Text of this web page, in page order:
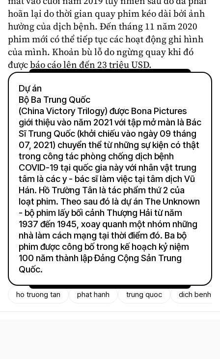
hoãn lại do thời gian quay phim kéo dài bởi ảnh
hưởng của dịch bệnh. Đến tháng 11 năm 2020
phim mới có thể tiếp tục các hoạt động ghi hình
của mình. Khoản bù lỗ do ngừng quay khi đó
được báo cáo lên đến 23 triệu USD.
Dự án
Bộ Ba Trung Quốc
(China Victory Trilogy) được Bona Pictures
giới thiệu vào năm 2021 với tập mở màn là Bác
Sĩ Trung Quốc (khởi chiếu vào ngày 09 tháng
07, 2021) chuyển thể từ những sự kiện có thật
trong công tác phòng chống dịch bệnh
COVID-19 tại quốc gia này với nhân vật trung
tâm là các y - bác sĩ làm việc tại tâm dịch Vũ
Hán. Hồ Trường Tân là tác phẩm thứ 2 của
loạt phim. Theo sau đó là dự án The Unknown
- bộ phim lấy bối cảnh Thượng Hải từ năm
1937 đến 1945, xoay quanh một nhóm những
nhà làm cách mạng tại thời điểm đó. Ba bộ
phim được công bố trong kế hoạch kỷ niệm
100 năm thành lập Đảng Cộng Sản Trung
Quốc.
ho truong tan phat hanh trung quoc dich benh